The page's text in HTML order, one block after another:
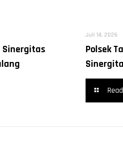
Sinergitas
Juli 14, 2026
Polsek